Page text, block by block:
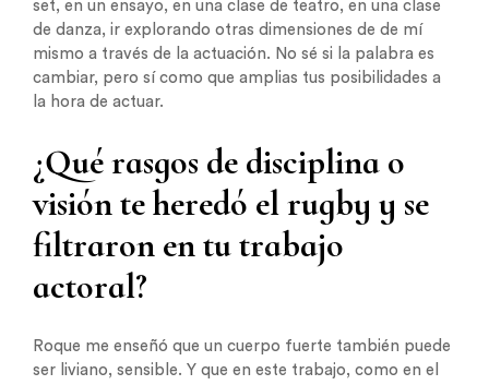
set, en un ensayo, en una clase de teatro, en una clase
de danza, ir explorando otras dimensiones de de mí
mismo a través de la actuación. No sé si la palabra es
cambiar, pero sí como que amplias tus posibilidades a
la hora de actuar.
¿Qué rasgos de disciplina o
visión te heredó el rugby y se
filtraron en tu trabajo
actoral?
Roque me enseñó que un cuerpo fuerte también puede
ser liviano, sensible. Y que en este trabajo, como en el